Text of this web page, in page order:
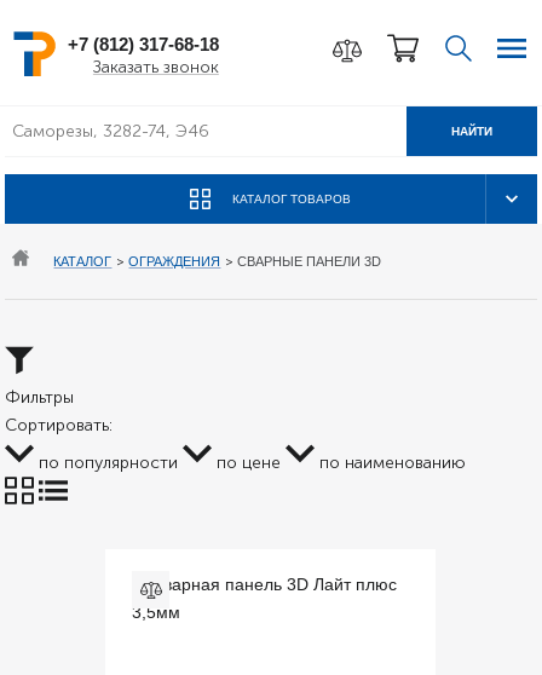
+7 (812) 317-68-18
Заказать звонок
КАТАЛОГ ТОВАРОВ
НАЙТИ
КАТАЛОГ >ОГРАЖДЕНИЯ >СВАРНЫЕ ПАНЕЛИ 3D
Фильтры
Сортировать:
по популярности
по цене по наименованию